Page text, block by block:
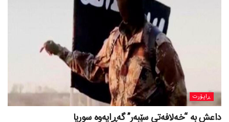
ڕاپۆرت
داعش بە “خەلافەتی سێبەر” گەڕایەوە سوریا